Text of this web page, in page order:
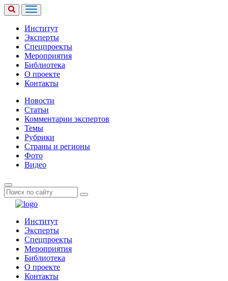
Институт
Эксперты
Спецпроекты
Мероприятия
Библиотека
О проекте
Контакты
Новости
Статьи
Комментарии экспертов
Темы
Рубрики
Страны и регионы
Фото
Видео
Институт
Эксперты
Спецпроекты
Мероприятия
Библиотека
О проекте
Контакты